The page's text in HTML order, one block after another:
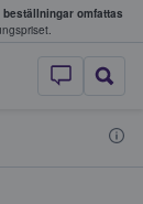
beställningar omfattas
– där